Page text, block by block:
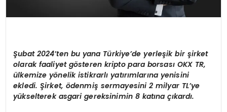
Şubat 2024’ten bu yana Türkiye’de yerleşik bir şirket
olarak faaliyet gösteren kripto para borsası OKX TR,
ülkemize yönelik istikrarlı yatırımlarına yenisini
ekledi. Şirket, ödenmiş sermayesini 2 milyar TL’ye
yükselterek asgari gereksinimin 8 katına çıkardı.